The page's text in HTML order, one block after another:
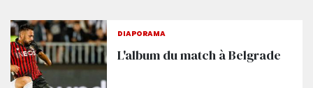
DIAPORAMA
L'album du match à Belgrade
Partizan 1-1 Nice : revivez le live texte